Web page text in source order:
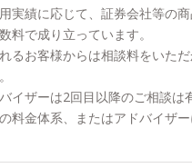
お客様に情報提供を行ってい
私立大学でライフプランニング
通じて、富裕層のお客様のご
投資教育を実施させていただい
切にしていること】 「自分が
こと」をお伝えすることです
実績に応じて、証券会社等の
料で成り立っています。
るお客様からは相談料をいた
イザーは2回目以降のご相談は
料金体系、またはアドバイザー